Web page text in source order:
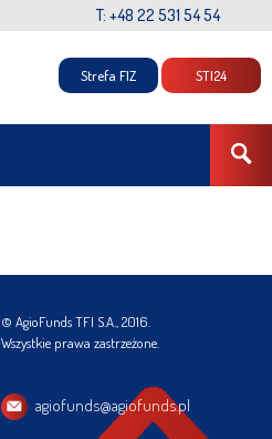
T: +48 22 531 54 54
Strefa FIZ STI24
© AgioFunds TFI S.A., 2016.
Wszystkie prawa zastrzeżone.
agiofunds@agiofunds.pl